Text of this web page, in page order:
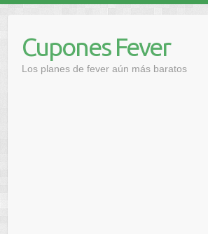
contenidoCupones Fever
Los planes de fever aún más baratos